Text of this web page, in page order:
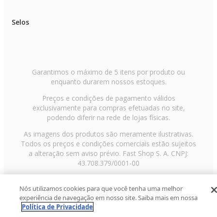
Selos
Garantimos o máximo de 5 itens por produto ou
enquanto durarem nossos estoques.
Preços e condições de pagamento válidos
exclusivamente para compras efetuadas no site,
podendo diferir na rede de lojas físicas.
As imagens dos produtos são meramente ilustrativas.
Todos os preços e condições comerciais estão sujeitos
a alteração sem aviso prévio. Fast Shop S. A. CNPJ:
43.708.379/0001-00
Paulo/SP, CEP 02029-001, Telefone: 11 3003-3728 ©
2013 Fast Shop - Todos os direitos reservadosRF
Nós utilizamos cookies para que você tenha uma melhor
experiência de navegação em nosso site. Saiba mais em nossa
Política de Privacidade